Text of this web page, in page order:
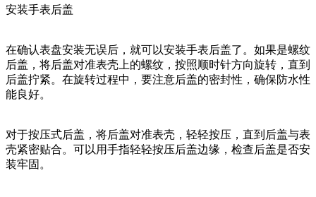
安装手表后盖
在确认表盘安装无误后，就可以安装手表后盖了。如果是螺纹
后盖，将后盖对准表壳上的螺纹，按照顺时针方向旋转，直到
后盖拧紧。在旋转过程中，要注意后盖的密封性，确保防水性
能良好。
对于按压式后盖，将后盖对准表壳，轻轻按压，直到后盖与表
壳紧密贴合。可以用手指轻轻按压后盖边缘，检查后盖是否安
装牢固。